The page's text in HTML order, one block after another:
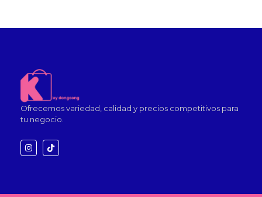
Ofrecemos variedad, calidad y precios competitivos para
tu negocio.